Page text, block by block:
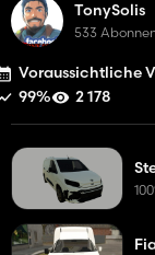
TonySolis
533
Voraussichtliche
99%
2 178